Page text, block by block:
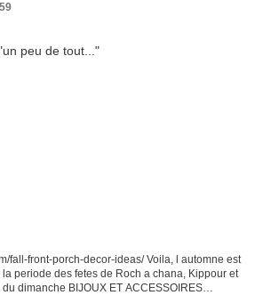
fall-front-porch-decor-ideas/ Voila, l automne est
periode des fetes de Roch a chana, Kippour et
dimanche BIJOUX ET ACCESSOIRES